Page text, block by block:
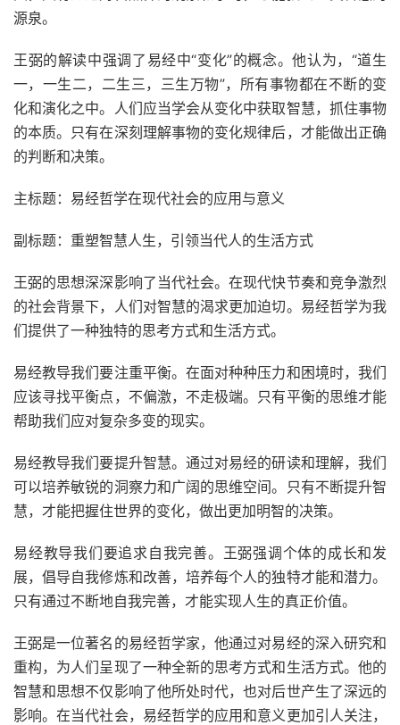
源泉。
王弼的解读中强调了易经中“变化”的概念。他认为，“道生
一，一生二，二生三，三生万物”，所有事物都在不断的变
化和演化之中。人们应当学会从变化中获取智慧，抓住事物
的本质。只有在深刻理解事物的变化规律后，才能做出正确
的判断和决策。
主标题：易经哲学在现代社会的应用与意义
副标题：重塑智慧人生，引领当代人的生活方式
王弼的思想深深影响了当代社会。在现代快节奏和竞争激烈
的社会背景下，人们对智慧的渴求更加迫切。易经哲学为我
们提供了一种独特的思考方式和生活方式。
易经教导我们要注重平衡。在面对种种压力和困境时，我们
应该寻找平衡点，不偏激，不走极端。只有平衡的思维才能
帮助我们应对复杂多变的现实。
易经教导我们要提升智慧。通过对易经的研读和理解，我们
可以培养敏锐的洞察力和广阔的思维空间。只有不断提升智
慧，才能把握住世界的变化，做出更加明智的决策。
易经教导我们要追求自我完善。王弼强调个体的成长和发
展，倡导自我修炼和改善，培养每个人的独特才能和潜力。
只有通过不断地自我完善，才能实现人生的真正价值。
王弼是一位著名的易经哲学家，他通过对易经的深入研究和
重构，为人们呈现了一种全新的思考方式和生活方式。他的
智慧和思想不仅影响了他所处时代，也对后世产生了深远的
影响。在当代社会，易经哲学的应用和意义更加引人关注，